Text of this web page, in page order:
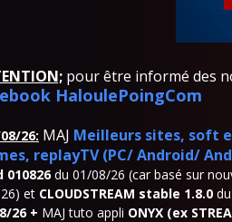
pour être informé des
HaloulePoingCom
26: MAJ Meilleurs sites, soft
replayTV (PC/ Android/
010826du 01/08/26 (car basé sur
et CLOUDSTREAM stable 1.8.0
26 + MAJ tuto appli ONYX (ex